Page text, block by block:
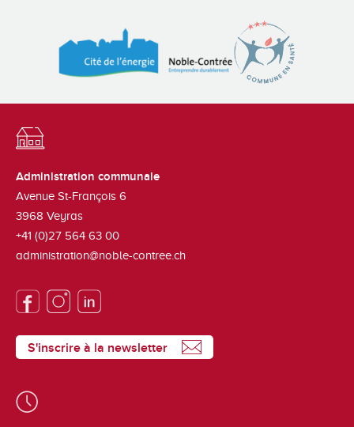
Administration communale
Avenue St-François 6
3968 Veyras
+41 (0)27 564 63 00
administration@noble-contree.ch
S'inscrire à la newsletter